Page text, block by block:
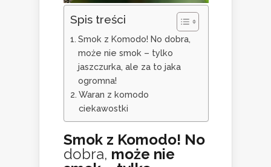
Spis treści
Smok z Komodo! No dobra,
może nie smok – tylko
jaszczurka, ale za to jaka
ogromna!
Waran z komodo
ciekawostki
Smok z Komodo! No
dobra, może nie